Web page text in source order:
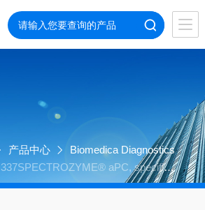
产品中心
Biomedica Diagnostics
337SPECTROZYME® aPC, specific f